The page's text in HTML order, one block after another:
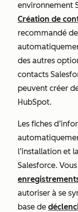
environnement
Création de
recommandé
des autres
contacts
peuvent créer
HubSpot.
Les fiches
l’installation et
Salesforce.
autoriser à se
base de